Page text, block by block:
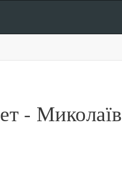
- Миколаїв